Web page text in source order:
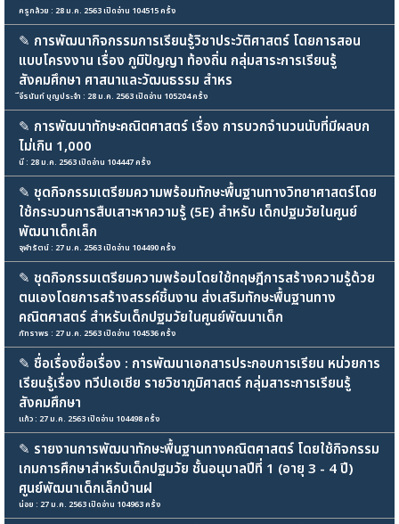
ครูกล้วย : 28 ม.ค. 2563 เปิดอ่าน 104515 ครั้ง
✎ การพัฒนากิจกรรมการเรียนรู้วิชาประวัติศาสตร์ โดยการสอน
แบบโครงงาน เรื่อง ภูมิปัญญา ท้องถิ่น กลุ่มสาระการเรียนรู้
สังคมศึกษา ศาสนาและวัฒนธรรม สำหร
ีจีรนันท์ บุญประจำ : 28 ม.ค. 2563 เปิดอ่าน 105204 ครั้ง
✎ การพัฒนาทักษะคณิตศาสตร์ เรื่อง การบวกจำนวนนับที่มีผลบก
ไม่เกิน 1,000
นี : 28 ม.ค. 2563 เปิดอ่าน 104447 ครั้ง
✎ ชุดกิจกรรมเตรียมความพร้อมทักษะพื้นฐานทางวิทยาศาสตร์โดย
ใช้กระบวนการสืบเสาะหาความรู้ (5E) สำหรับ เด็กปฐมวัยในศูนย์
พัฒนาเด็กเล็ก
จุฬารัตน์ : 27 ม.ค. 2563 เปิดอ่าน 104490 ครั้ง
✎ ชุดกิจกรรมเตรียมความพร้อมโดยใช้ทฤษฎีการสร้างความรู้ด้วย
ตนเองโดยการสร้างสรรค์ชิ้นงาน ส่งเสริมทักษะพื้นฐานทาง
คณิตศาสตร์ สำหรับเด็กปฐมวัยในศูนย์พัฒนาเด็ก
ภัทราพร : 27 ม.ค. 2563 เปิดอ่าน 104536 ครั้ง
✎ ชื่อเรื่องชื่อเรื่อง : การพัฒนาเอกสารประกอบการเรียน หน่วยการ
เรียนรู้เรื่อง ทวีปเอเชีย รายวิชาภูมิศาสตร์ กลุ่มสาระการเรียนรู้
สังคมศึกษา
แก้ว : 27 ม.ค. 2563 เปิดอ่าน 104498 ครั้ง
✎ รายงานการพัฒนาทักษะพื้นฐานทางคณิตศาสตร์ โดยใช้กิจกรรม
เกมการศึกษาสำหรับเด็กปฐมวัย ชั้นอนุบาลปีที่ 1 (อายุ 3 - 4 ปี)
ศูนย์พัฒนาเด็กเล็กบ้านฝ
น่อย : 27 ม.ค. 2563 เปิดอ่าน 104963 ครั้ง